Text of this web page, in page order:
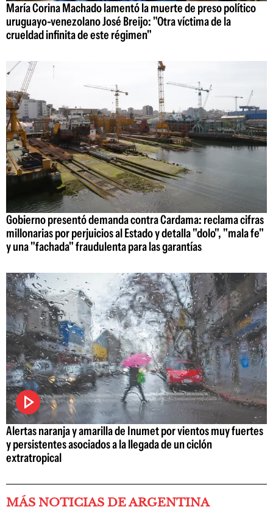
María Corina Machado lamentó la muerte de preso político
uruguayo-venezolano José Breijo: "Otra víctima de la
crueldad infinita de este régimen"
Gobierno presentó demanda contra Cardama: reclama cifras
millonarias por perjuicios al Estado y detalla "dolo", "mala fe"
y una "fachada" fraudulenta para las garantías
Alertas naranja y amarilla de Inumet por vientos muy fuertes
y persistentes asociados a la llegada de un ciclón
extratropical
MÁS NOTICIAS DE ARGENTINA